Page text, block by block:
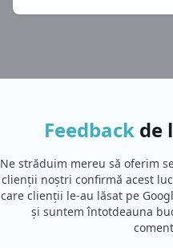
Feedbackde
Ne străduim mereu să oferim
clienții noștri confirmă acest
care clienții le-au lăsat pe
și suntem întotdeauna